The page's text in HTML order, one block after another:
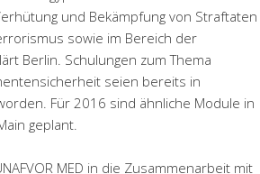
und Bekämpfung von Straftaten
sowie im Bereich der
Berlin. Schulungen zum Thema
seien bereits in
Für 2016 sind ähnliche Module in
geplant.
MED in die Zusammenarbeit mit